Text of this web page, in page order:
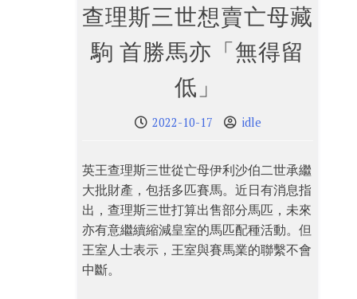
查理斯三世想賣亡母藏
駒 首勝馬亦「無得留
低」
2022-10-17 idle
英王查理斯三世從亡母伊利沙伯二世承繼
大批財產，包括多匹賽馬。近日有消息指
出，查理斯三世打算出售部分馬匹，未來
亦有意繼續縮減皇室的馬匹配種活動。但
王室人士表示，王室與賽馬業的聯繫不會
中斷。